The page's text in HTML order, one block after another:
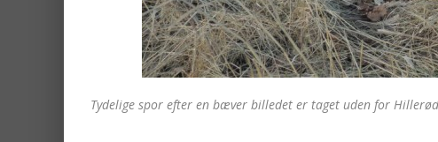
Tydelige spor efter en bæver billedet er taget uden for